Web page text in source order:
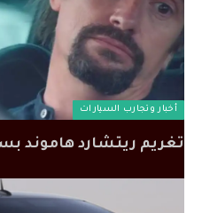
أخبار وتجارب السيارات
تغريم ريتشارد هاموند